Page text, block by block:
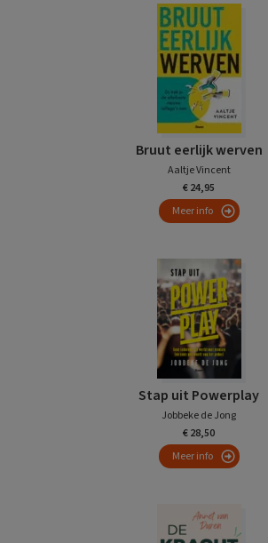
Bruut eerlijk werven
Aaltje Vincent
€ 24,95
Meer info
Stap uit Powerplay
Jobbeke de Jong
€ 28,50
Meer info